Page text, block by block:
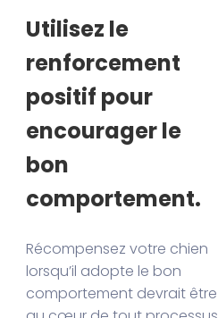
Utilisez le
renforcement
positif pour
encourager le
bon
comportement.
Récompensez votre chien
lorsqu’il adopte le bon
comportement devrait être